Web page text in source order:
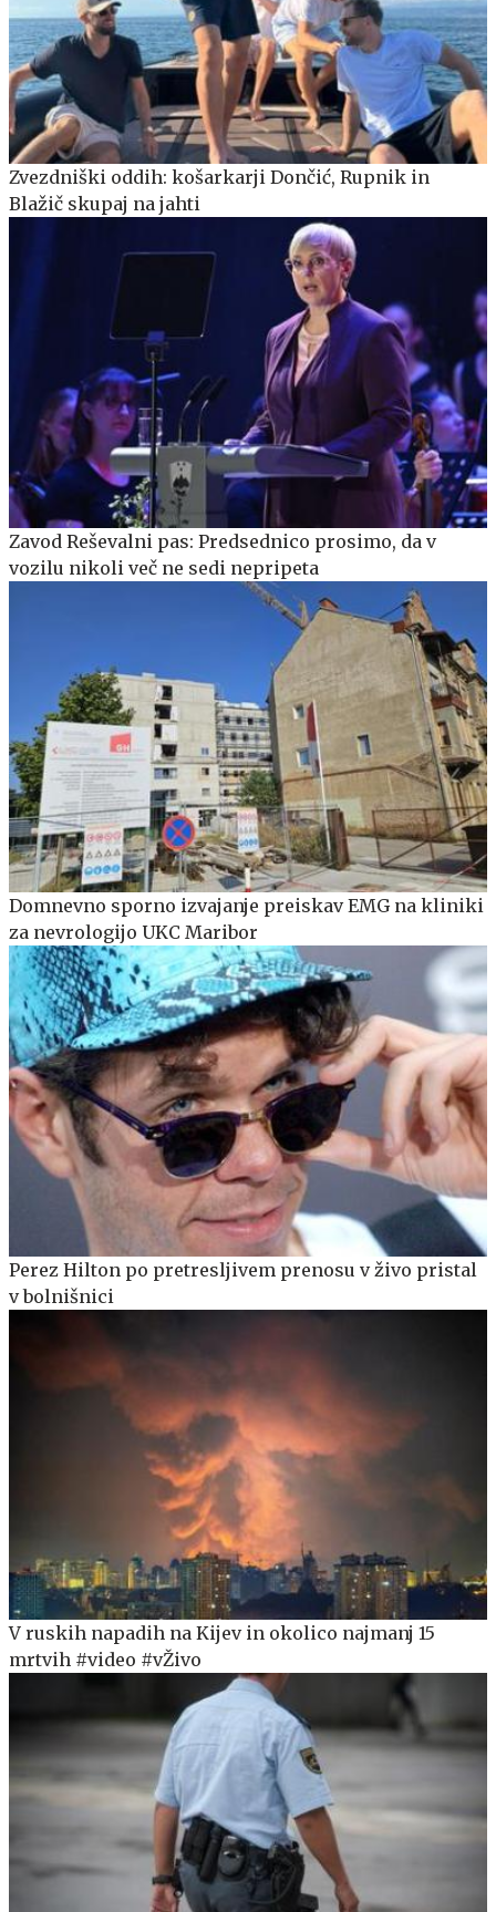
Zvezdniški oddih: košarkarji Dončić, Rupnik in
Blažič skupaj na jahti
Zavod Reševalni pas: Predsednico prosimo, da v
vozilu nikoli več ne sedi nepripeta
Domnevno sporno izvajanje preiskav EMG na kliniki
za nevrologijo UKC Maribor
Perez Hilton po pretresljivem prenosu v živo pristal
v bolnišnici
V ruskih napadih na Kijev in okolico najmanj 15
mrtvih #video #vŽivo